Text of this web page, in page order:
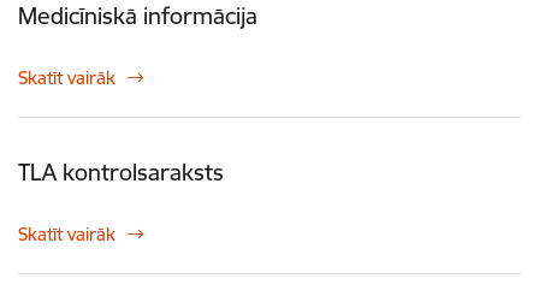
Medicīniskā informācija
Skatīt vairāk
TLA kontrolsaraksts
Skatīt vairāk